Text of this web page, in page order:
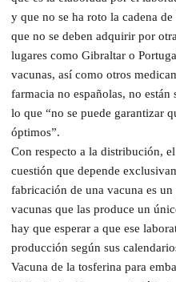
y que no se ha roto la cadena
que no se deben adquirir por
lugares como Gibraltar o
vacunas, así como otros
farmacia no españolas, no
lo que “no se puede garantizar
óptimos”.
Con respecto a la distribución,
cuestión que depende
fabricación de una vacuna es
vacunas que las produce un
hay que esperar a que ese
producción según sus
Vacuna de la tosferina para